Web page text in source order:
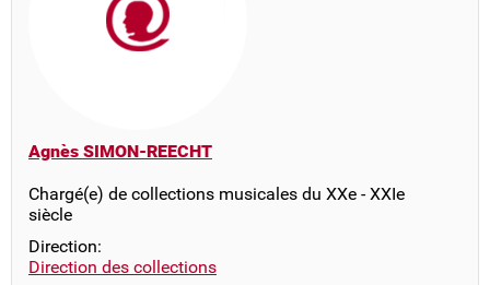
Agnès SIMON-REECHT
Chargé(e) de collections musicales du XXe - XXIe
siècle
Direction:
Direction des collections